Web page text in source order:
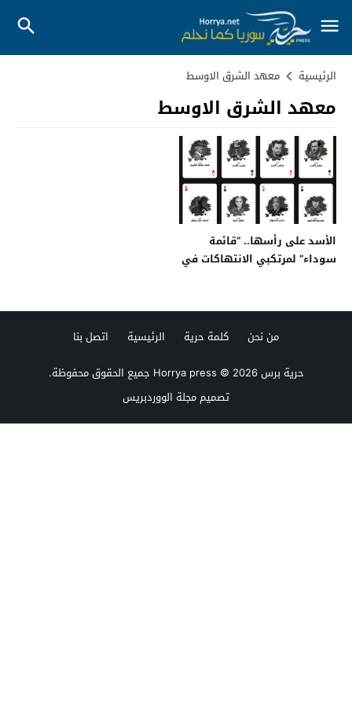
الرئيسية معهد الشرق الاوسط
معهد الشرق الاوسط
الأسد على رأسها.. “قائمة
سوداء” لمرتكبي الانتهاكات في
من نحن كلمة حرية الرئيسية
اتصل بنا
حرية برس Horrya press© 2026 جميع الحقوق محفوظة.
تصميممجلة الووردبريس